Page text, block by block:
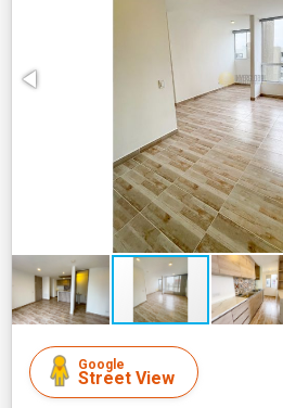
Google
Street View